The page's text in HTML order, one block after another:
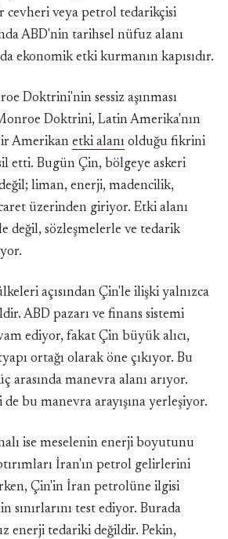
cevheri veya petrol tedarikçisi
ABD'nin tarihsel nüfuz alanı
ekonomik etki kurmanın kapısıdır.
Doktrini'nin sessiz aşınması
Doktrini, Latin Amerika'nın
Amerikan etki alanı olduğu fikrini
etti. Bugün Çin, bölgeye askeri
liman, enerji, madencilik,
üzerinden giriyor. Etki alanı
değil, sözleşmelerle ve tedarik
açısından Çin'le ilişki yalnızca
ABD pazarı ve finans sistemi
ediyor, fakat Çin büyük alıcı,
ortağı olarak öne çıkıyor. Bu
arasında manevra alanı arıyor.
de bu manevra arayışına yerleşiyor.
ise meselenin enerji boyutunu
İran'ın petrol gelirlerini
Çin'in İran petrolüne ilgisi
sınırlarını test ediyor. Burada
enerji tedariki değildir. Pekin,